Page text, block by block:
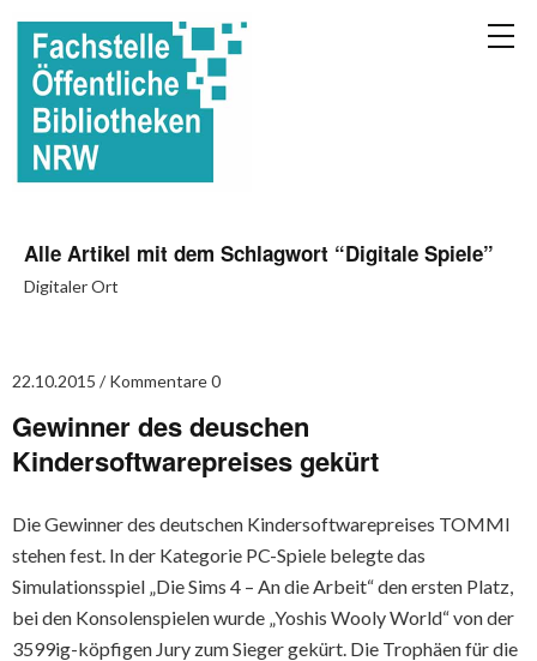
Alle Artikel mit dem Schlagwort “Digitale Spiele”
Digitaler Ort
22.10.2015 Kommentare 0
Gewinner des deuschen
Kindersoftwarepreises gekürt
Die Gewinner des deutschen Kindersoftwarepreises TOMMI
stehen fest. In der Kategorie PC-Spiele belegte das
Simulationsspiel „Die Sims 4 – An die Arbeit“ den ersten Platz,
bei den Konsolenspielen wurde „Yoshis Wooly World“ von der
3599ig-köpfigen Jury zum Sieger gekürt. Die Trophäen für die